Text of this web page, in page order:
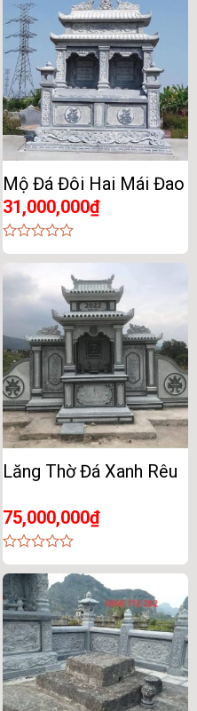
Mộ Đá Đôi Hai Mái Đao
31,000,000₫
0
of
Lăng Thờ Đá Xanh Rêu
75,000,000₫
0
out
of
5